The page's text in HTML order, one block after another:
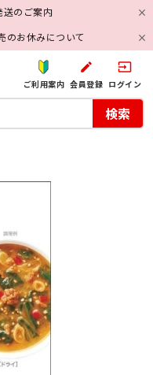
のご案内
のお休みについて
ご利用案内
create
会員登録
input
ログイン
検索